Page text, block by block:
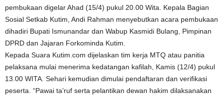
pembukaan digelar Ahad (15/4) pukul 20.00 Wita. Kepala Bagian
Sosial Setkab Kutim, Andi Rahman menyebutkan acara pembukaan
dihadiri Bupati Ismunandar dan Wabup Kasmidi Bulang, Pimpinan
DPRD dan Jajaran Forkominda Kutim.
Kepada Suara Kutim.com dijelaskan tim kerja MTQ atau panitia
pelaksana mulai menerima kedatangan kafilah, Kamis (12/4) pukul
13.00 WITA. Sehari kemudian dimulai pendaftaran dan verifikasi
peserta. “Pawai ta’ruf serta pelantikan dewan hakim dilaksanakan